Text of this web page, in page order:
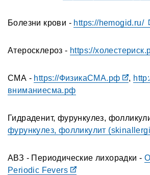
Болезни крови - https://hemogid.ru/
Атеросклероз - https://
СМА - https://ФизикаСМА.рф ,
вниманиесма.рф
Гидраденит, фурункулез,
фурункулез, фолликулит
АВЗ - Периодические лихорадки -
Periodic Fevers